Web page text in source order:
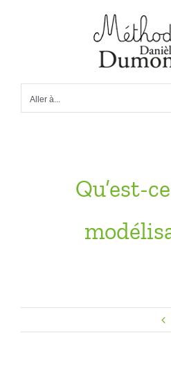
Aller à...
Qu’est-